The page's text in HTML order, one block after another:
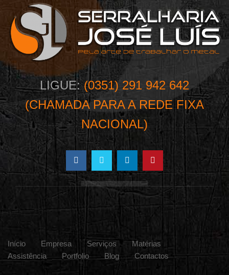
LIGUE:(0351) 291 942 642
(CHAMADA PARA A REDE FIXA
NACIONAL)
Início Empresa Serviços
Matérias
Assistência
Portfolio Blog Contactos